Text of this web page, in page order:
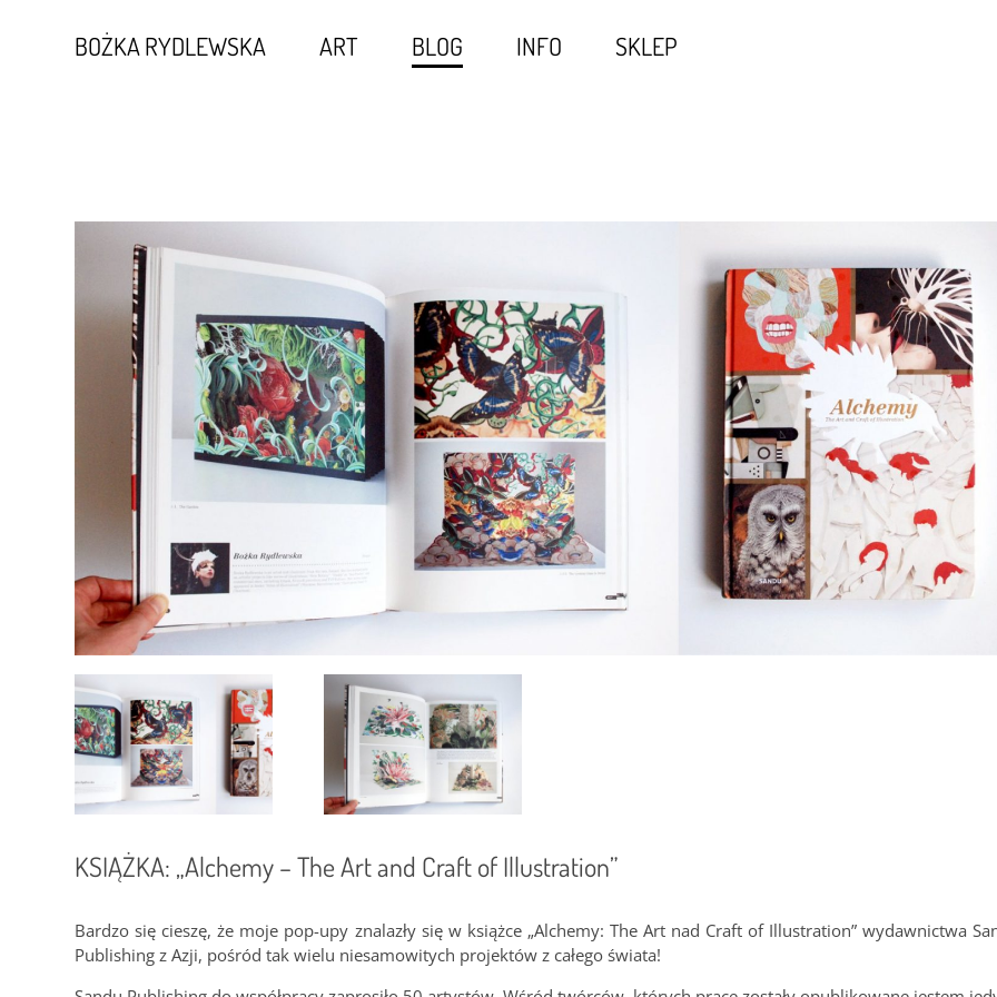
BOŻKA RYDLEWSKA ART BLOG INFO SKLEP
KSIĄŻKA: „Alchemy – The Art and Craft of Illustration”
Bardzo się cieszę, że moje pop-upy znalazły się w książce „Alchemy: The Art nad Craft of Illustration” wydawnictwa
Publishing z Azji, pośród tak wielu niesamowitych projektów z całego świata!